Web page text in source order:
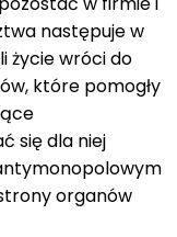
następuje w
życie wróci do
które pomogły
się dla niej
organów